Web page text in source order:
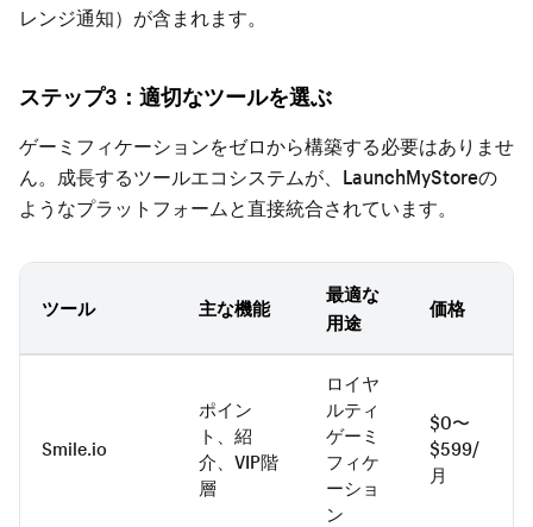
レンジ通知）が含まれます。
ステップ3：適切なツールを選ぶ
ゲーミフィケーションをゼロから構築する必要はありませ
ん。成長するツールエコシステムが、LaunchMyStoreの
ようなプラットフォームと直接統合されています。
ツール 主な機能
最適な
用途
価格
Smile.io
ポイン
ト、紹
介、VIP階
層
ロイヤ
ルティ
ゲーミ
フィケ
ーショ
ン
$0〜
$599/
月